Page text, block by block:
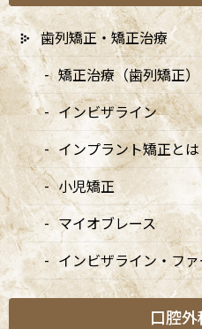
カテ
お知らせ
歯列矯正・矯正治療
矯正治療（歯列矯正
インビザライン
インプラント矯正とは
小児矯正
マイオブレース
インビザライン・フ
口腔